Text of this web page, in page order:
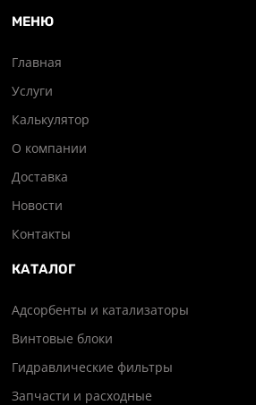
МЕНЮ
Главная
Услуги
Калькулятор
О компании
Доставка
Новости
Контакты
КАТАЛОГ
Адсорбенты и катализаторы
Винтовые блоки
Гидравлические фильтры
Запчасти и расходные